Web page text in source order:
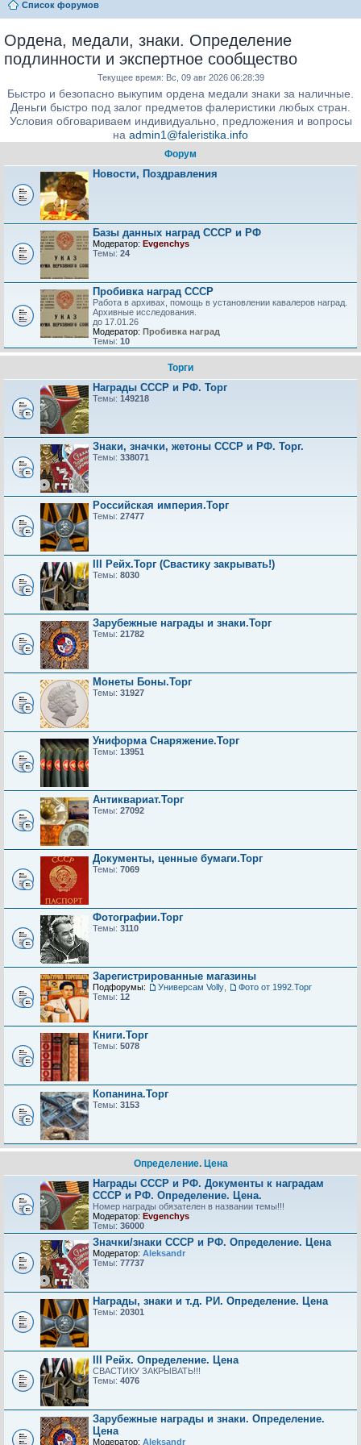
Список форумов
Ордена, медали, знаки. Определение
подлинности и экспертное сообщество
Текущее время: Вс, 09 авг 2026 06:28:39
Быстро и безопасно выкупим ордена медали знаки за наличные.
Деньги быстро под залог предметов фалеристики любых стран.
Условия обговариваем индивидуально, предложения и вопросы
на admin1@faleristika.info
Форум
Новости, Поздравления
Базы данных наград СССР и РФ
Модератор: Evgenchys
Темы: 24
Пробивка наград СССР
Работа в архивах, помощь в установлении кавалеров наград.
Архивные исследования.
до 17.01.26
Модератор: Пробивка наград
Темы: 10
Торги
Награды СССР и РФ. Торг
Темы: 149218
Знаки, значки, жетоны СССР и РФ. Торг.
Темы: 338071
Российская империя.Торг
Темы: 27477
III Рейх.Торг (Свастику закрывать!)
Темы: 8030
Зарубежные награды и знаки.Торг
Темы: 21782
Монеты Боны.Торг
Темы: 31927
Униформа Снаряжение.Торг
Темы: 13951
Антиквариат.Торг
Темы: 27092
Документы, ценные бумаги.Торг
Темы: 7069
Фотографии.Торг
Темы: 3110
Зарегистрированные магазины
Подфорумы: Универсам Volly
Фото от 1992.Торг
Темы: 12
Книги.Торг
Темы: 5078
Копанина.Торг
Темы: 3153
Определение. Цена
Награды СССР и РФ. Документы к наградам
СССР и РФ. Определение. Цена.
Номер награды обязателен в названии темы!!!
Модератор: Evgenchys
Темы: 36000
Значки/знаки СССР и РФ. Определение. Цена
Модератор: Aleksandr
Темы: 77737
Награды, знаки и т.д. РИ. Определение. Цена
Темы: 20301
III Рейх. Определение. Цена
СВАСТИКУ ЗАКРЫВАТЬ!!!
Темы: 4076
Зарубежные награды и знаки. Определение.
Цена
Модератор: Aleksandr